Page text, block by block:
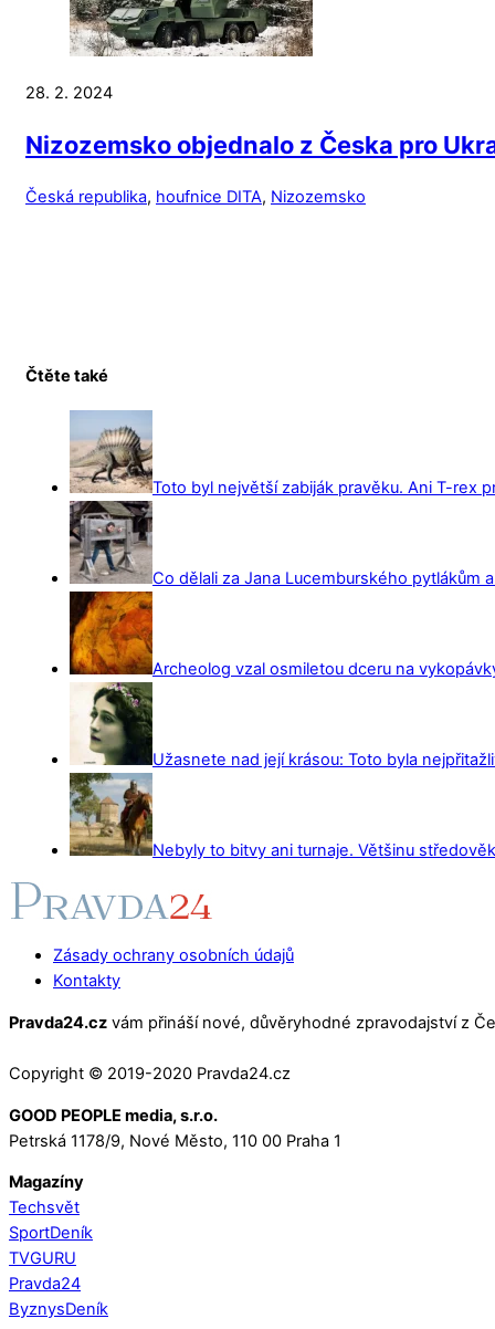
28. 2. 2024
Nizozemsko objednalo z Česka pro
Česká republika, houfnice DITA, Nizozemsko
Čtěte také
Toto byl největší zabiják pravěku. Ani T-rex
Co dělali za Jana Lucemburského pytlákům
Archeolog vzal osmiletou dceru na
Užasnete nad její krásou: Toto byla
Nebyly to bitvy ani turnaje. Většinu
Zásady ochrany osobních údajů
Kontakty
Pravda24.cz vám přináší nové, důvěryhodné zpravodajství z
Copyright © 2019-2020 Pravda24.cz
GOOD PEOPLE media, s.r.o.
Petrská 1178/9, Nové Město, 110 00 Praha 1
Magazíny
Techsvět
SportDeník
TVGURU
Pravda24
ByznysDeník